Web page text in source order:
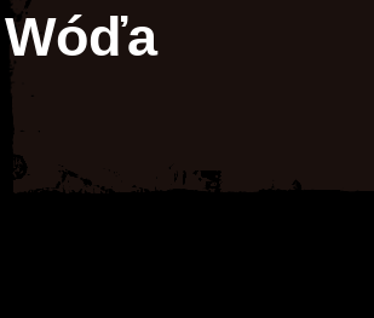
Wóďa